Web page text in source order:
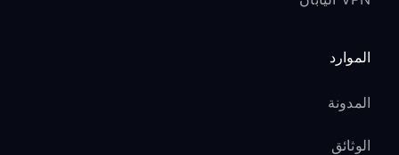
الموارد
المدونة
الوثائق